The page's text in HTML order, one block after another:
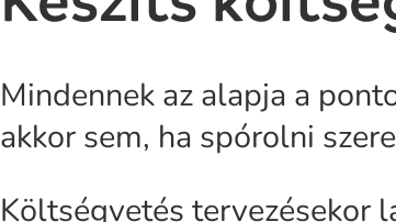
Mindennek az alapja a
akkor sem, ha spórolni
Költségvetés tervezésekor